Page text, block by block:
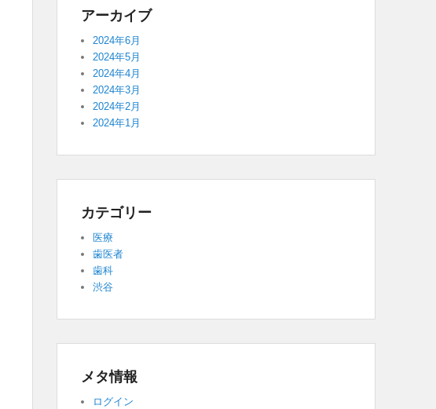
アーカイブ
2024年6月
2024年5月
2024年4月
2024年3月
2024年2月
2024年1月
カテゴリー
医療
歯医者
歯科
渋谷
メタ情報
ログイン